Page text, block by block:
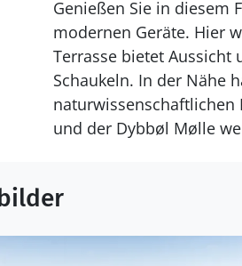
Genießen Sie in diesem
modernen Geräte. Hier
Terrasse bietet Aussicht
Schaukeln. In der Nähe
naturwissenschaftlichen
und der Dybbøl Mølle